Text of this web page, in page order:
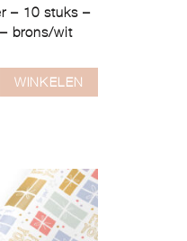
– 10 stuks –
brons/wit
WINKELEN